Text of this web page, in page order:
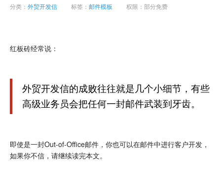
分类： 外贸开发信 标签： 邮件模板 权限：部分免费
红板砖经常说：
外贸开发信的成败往往就是几个小细节，有些
高级业务员会把任何一封邮件武装到牙齿。
即使是一封Out-of-Office邮件，你也可以在邮件中进行客户开发，
如果你不信，请继续读完本文。